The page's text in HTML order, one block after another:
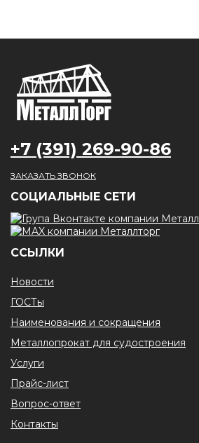
+7 (391) 269-90-86
ЗАКАЗАТЬ ЗВОНОК
CОЦИАЛЬНЫЕ СЕТИ
ССЫЛКИ
Новости
ГОСТы
Наименования и сокращения
Металлопрокат для судостроения
Услуги
Прайс-лист
Вопрос-ответ
Контакты